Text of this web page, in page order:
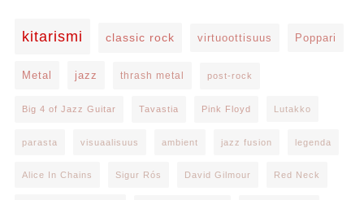
kitarismi classic rock virtuoottisuus Poppari
Metal jazz thrash metal post-rock
Big 4 of Jazz Guitar Tavastia Pink Floyd Lutakko
parasta visuaalisuus ambient jazz fusion legenda
Alice In Chains Sigur Rós David Gilmour Red Neck